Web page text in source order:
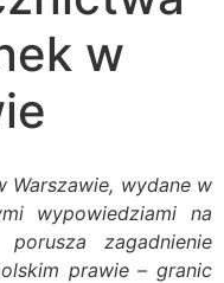
w
Warszawie, wydane w
wypowiedziami na
zagadnienie
prawie – granic